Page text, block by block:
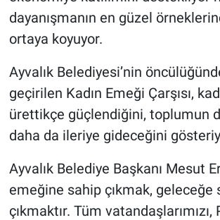
dayanışmanın en güzel
ortaya koyuyor.
Ayvalık Belediyesi’nin
geçirilen Kadın Emeği Çarşısı,
ürettikçe güçlendiğini, toplumun
daha da ileriye gideceğini
Ayvalık Belediye Başkanı Mesut
emeğine sahip çıkmak, geleceğe
çıkmaktır. Tüm vatandaşlarımızı,